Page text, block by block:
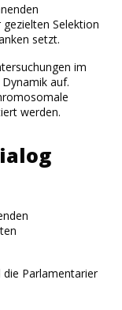
Selektion
setzt.
im
auf.
werden.
Parlamentarier